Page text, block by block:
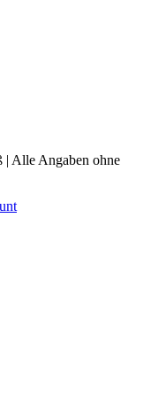
| Alle Angaben ohne